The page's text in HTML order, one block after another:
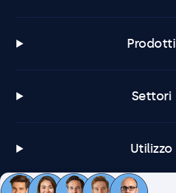
Prodotti
Settori
Utilizzo